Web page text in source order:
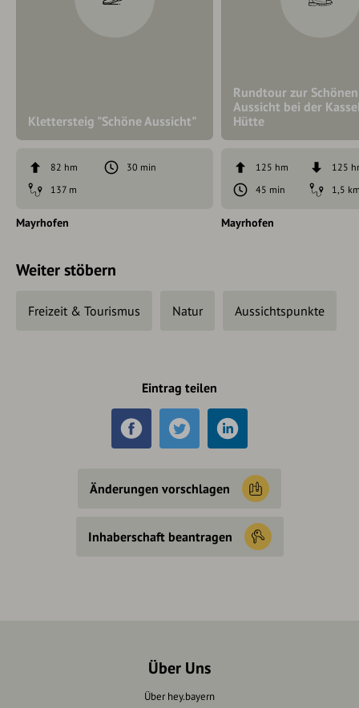
Klettersteig "Schöne Aussicht"
82 hm
30 min
137 m
Mayrhofen
Rundtour zur Schönen
Aussicht bei der
Hütte
125 hm
125
45 min
1,5
Mayrhofen
Weiter stöbern
Freizeit & Tourismus Natur Aussichtspunkte
Eintrag teilen
Änderungen vorschlagen
Inhaberschaft beantragen
Über Uns
Über hey.bayern